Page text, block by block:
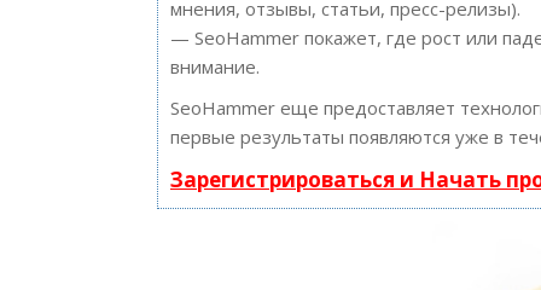
мнения, отзывы, статьи, пресс-релизы).
— SeoHammer покажет, где рост или
внимание.
SeoHammer еще предоставляет
первые результаты появляются уже в
Зарегистрироваться и Начать